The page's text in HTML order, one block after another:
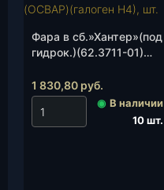
Фара в сб.»Хантер»(под
гидрок.)(62.3711-01)
шт.
1 830,80 руб.
◉ В наличии
10 шт.